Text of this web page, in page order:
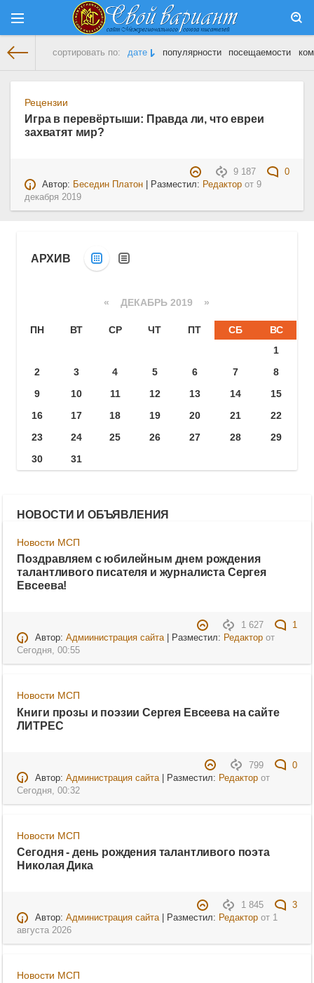
сортировать по: дате популярности посещаемости
Рецензии
Игра в перевёртыши: Правда ли, что евреи
захватят мир?
9 187
0
Автор: Беседин Платон | Разместил: Редактор от9
декабря 2019
АРХИВ
« ДЕКАБРЬ 2019 »
ПН ВТ СР ЧТ ПТ СБ
ВС
1
2
3 4 5 6 7
8
9
10 11 12 13 14
15
16
17 18 19 20 21
22
23
24 25 26 27 28
29
30
31
НОВОСТИ И ОБЪЯВЛЕНИЯ
Новости МСП
Поздравляем с юбилейным днем рождения
талантливого писателя и журналиста Сергея
Евсеева!
1 627
1
Автор: Адмиинистрация сайта| Разместил: Редакторот
Сегодня, 00:55
Новости МСП
Книги прозы и поэзии Сергея Евсеева на сайте
ЛИТРЕС
799
0
Автор: Администрация сайта| Разместил: Редакторот
Сегодня, 00:32
Новости МСП
Сегодня - день рождения талантливого поэта
Николая Дика
1 845
3
Автор: Администрация сайта| Разместил: Редакторот 1
августа 2026
Новости МСП